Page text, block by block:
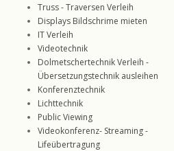
Truss - Traversen Verleih
Displays Bildschrime mieten
IT Verleih
Videotechnik
Dolmetschertechnik Verleih -
Übersetzungstechnik ausleihen
Konferenztechnik
Lichttechnik
Public Viewing
Videokonferenz- Streaming -
Lifeübertragung